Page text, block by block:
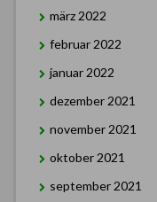
märz 2022
februar 2022
januar 2022
dezember 2021
november 2021
oktober 2021
september 2021